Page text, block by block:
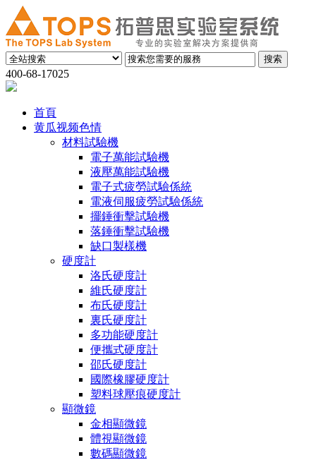
400-68-17025
首頁
黄瓜视频色情
材料試驗機
電子萬能試驗機
液壓萬能試驗機
電子式疲勞試驗係統
電液伺服疲勞試驗係統
擺錘衝擊試驗機
落錘衝擊試驗機
缺口製樣機
硬度計
洛氏硬度計
維氏硬度計
布氏硬度計
裏氏硬度計
多功能硬度計
便攜式硬度計
邵氏硬度計
國際橡膠硬度計
塑料球壓痕硬度計
顯微鏡
金相顯微鏡
體視顯微鏡
數碼顯微鏡